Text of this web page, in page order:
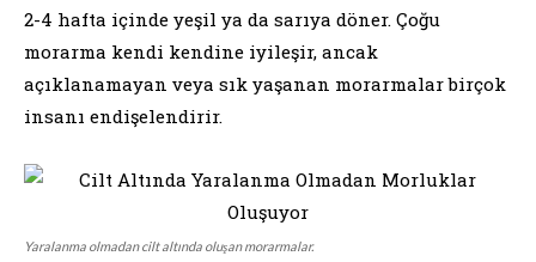
2-4 hafta içinde yeşil ya da sarıya döner. Çoğu
morarma kendi kendine iyileşir, ancak
açıklanamayan veya sık yaşanan morarmalar birçok
insanı endişelendirir.
Yaralanma olmadan cilt altında oluşan morarmalar.